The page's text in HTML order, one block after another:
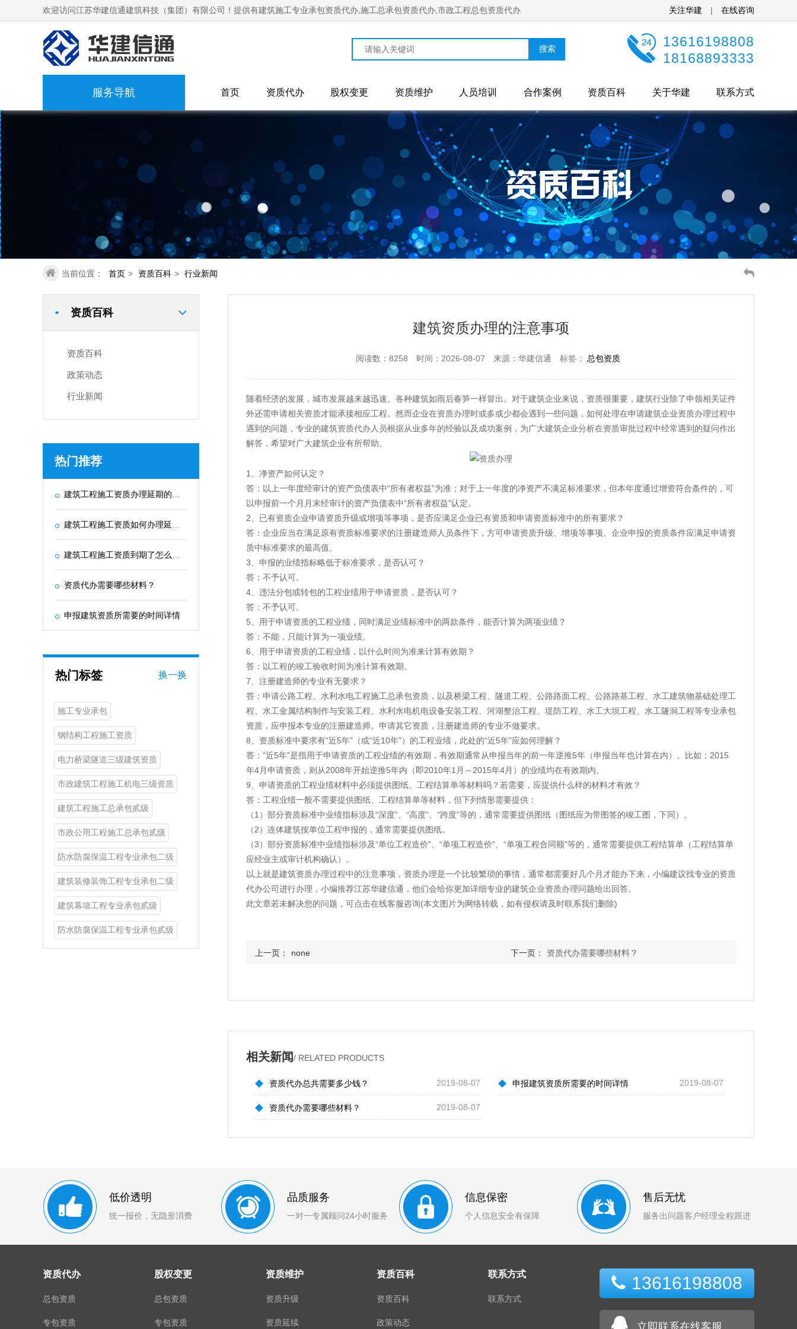
欢迎访问江苏华建信通建筑科技（集团）有限公司！提供有建筑施工专业承包资质代办,施工总承包资质代办,市政工程总包资质代办 关注华建 | 在线咨询
13616198808
18168893333
服务导航 首页 资质代办 股权变更 资质维护 人员培训 合作案例 资质百科 关于华建 联系方式
当前位置： 首页 > 资质百科 > 行业新闻
■ 资质百科
资质百科
政策动态
行业新闻
热门推荐
建筑工程施工资质办理延期的最新政策和规定
建筑工程施工资质如何办理延期？需要提交哪些材料？
建筑工程施工资质到期了怎么办？-政策解读
资质代办需要哪些材料？
申报建筑资质所需要的时间详情
热门标签 换一换
施工专业承包
钢结构工程施工资质
电力桥梁隧道三级建筑资质
市政建筑工程施工机电三级资质
建筑工程施工总承包贰级
市政公用工程施工总承包贰级
防水防腐保温工程专业承包二级
建筑装修装饰工程专业承包二级
建筑幕墙工程专业承包贰级
防水防腐保温工程专业承包贰级
建筑资质办理的注意事项
阅读数：8258 时间：2026-08-07 来源：华建信通 标签： 总包资质
随着经济的发展，城市发展越来越迅速。各种建筑如雨后春笋一样冒出。对于建筑企业来说，资质很重要，建筑行业除了申领相关证件
外还需申请相关资质才能承接相应工程。然而企业在资质办理时或多或少都会遇到一些问题，如何处理在申请建筑企业资质办理过程中
遇到的问题，专业的建筑资质代办人员根据从业多年的经验以及成功案例，为广大建筑企业分析在资质审批过程中经常遇到的疑问作出
解答，希望对广大建筑企业有所帮助。
1、净资产如何认定？
答：以上一年度经审计的资产负债表中“所有者权益”为准；对于上一年度的净资产不满足标准要求，但本年度通过增资符合条件的，可
以申报前一个月月末经审计的资产负债表中“所有者权益”认定。
2、已有资质企业申请资质升级或增项等事项，是否应满足企业已有资质和申请资质标准中的所有要求？
答：企业应当在满足原有资质标准要求的注册建造师人员条件下，方可申请资质升级、增项等事项。企业申报的资质条件应满足申请资
质中标准要求的最高值。
3、申报的业绩指标略低于标准要求，是否认可？
答：不予认可。
4、违法分包或转包的工程业绩用于申请资质，是否认可？
答：不予认可。
5、用于申请资质的工程业绩，同时满足业绩标准中的两款条件，能否计算为两项业绩？
答：不能，只能计算为一项业绩。
6、用于申请资质的工程业绩，以什么时间为准来计算有效期？
答：以工程的竣工验收时间为准计算有效期。
7、注册建造师的专业有无要求？
答：申请公路工程、水利水电工程施工总承包资质，以及桥梁工程、隧道工程、公路路面工程、公路路基工程、水工建筑物基础处理工
程、水工金属结构制作与安装工程、水利水电机电设备安装工程、河湖整治工程、堤防工程、水工大坝工程、水工隧洞工程等专业承包
资质，应申报本专业的注册建造师。申请其它资质，注册建造师的专业不做要求。
8、资质标准中要求有“近5年”（或“近10年”）的工程业绩，此处的“近5年”应如何理解？
答：“近5年”是指用于申请资质的工程业绩的有效期，有效期通常从申报当年的前一年逆推5年（申报当年也计算在内）。比如：2015
年4月申请资质，则从2008年开始逆推5年内（即2010年1月～2015年4月）的业绩均在有效期内。
9、申请资质的工程业绩材料中必须提供图纸、工程结算单等材料吗？若需要，应提供什么样的材料才有效？
答：工程业绩一般不需要提供图纸、工程结算单等材料，但下列情形需要提供：
（1）部分资质标准中业绩指标涉及“深度”、“高度”、“跨度”等的，通常需要提供图纸（图纸应为带图签的竣工图，下同）。
（2）连体建筑按单位工程申报的，通常需要提供图纸。
（3）部分资质标准中业绩指标涉及“单位工程造价”、“单项工程造价”、“单项工程合同额”等的，通常需要提供工程结算单（工程结算单
应经业主或审计机构确认）。
以上就是建筑资质办理过程中的注意事项，资质办理是一个比较繁琐的事情，通常都需要好几个月才能办下来，小编建议找专业的资质
代办公司进行办理，小编推荐江苏华建信通，他们会给你更加详细专业的建筑企业资质办理问题给出回答。
此文章若未解决您的问题，可点击在线客服咨询(本文图片为网络转载，如有侵权请及时联系我们删除)
上一页： none 下一页： 资质代办需要哪些材料？
相关新闻/ RELATED PRODUCTS
◆ 资质代办总共需要多少钱？ 2019-08-07 ◆ 申报建筑资质所需要的时间详情 2019-08-07
◆ 资质代办需要哪些材料？ 2019-08-07
低价透明
统一报价，无隐形消费
品质服务
一对一专属顾问24小时服务
信息保密
个人信息安全有保障
售后无忧
服务出问题客户经理全程跟进
资质代办
总包资质
专包资质
股权变更
总包资质
专包资质
资质维护
资质升级
资质延续
资质百科
资质百科
政策动态
联系方式
联系方式
13616198808
立即联系在线客服